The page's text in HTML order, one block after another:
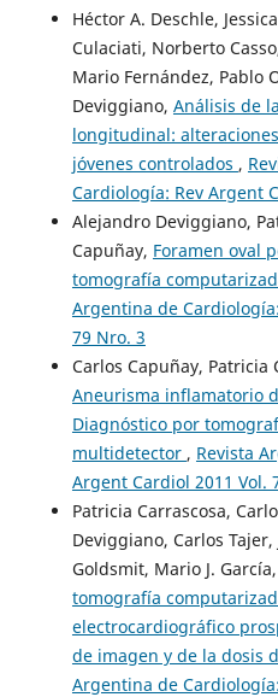
Héctor A. Deschle,
Culaciati, Norberto
Mario Fernández, Pablo
Deviggiano, Análisis de
longitudinal:
jóvenes controlados ,
Cardiología: Rev Argent
Alejandro Deviggiano,
Capuñay, Foramen oval
tomografía
Argentina de
79 Nro. 3
Carlos Capuñay, Patricia
Aneurisma inflamatorio
Diagnóstico por
multidetector , Revista
Argent Cardiol 2011 Vol.
Patricia Carrascosa,
Deviggiano, Carlos
Goldsmit, Mario J. García,
tomografía
electrocardiográfico
de imagen y de la dosis
Argentina de